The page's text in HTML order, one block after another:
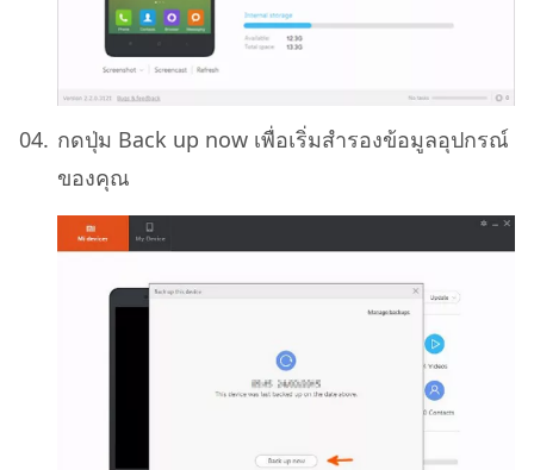
กดปุ่ม Back up now เพื่อเริ่มสํารองข้อมูลอุปกรณ์
ของคุณ